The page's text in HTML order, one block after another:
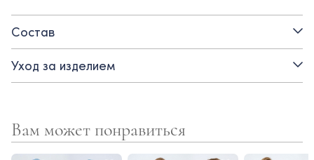
- подкладка - поливискоза
Состав
Уход за изделием
Вам может понравиться